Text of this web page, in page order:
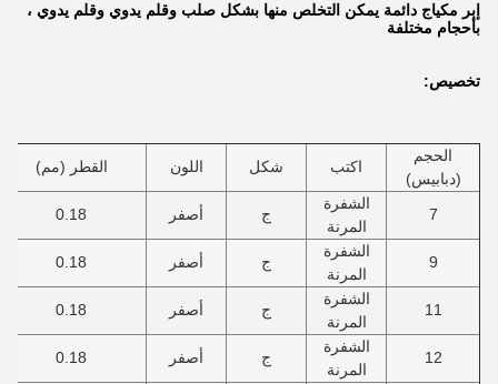
إبر مكياج دائمة يمكن التخلص منها بشكل صلب وقلم يدوي وقلم يدوي ،
بأحجام مختلفة
تخصيص:
الحجم
(دبابيس)
اكتب شكل اللون القطر (مم)
7
الشفرة
المرنة
ج أصفر 0.18
9
الشفرة
المرنة
ج أصفر 0.18
11
الشفرة
المرنة
ج أصفر 0.18
12
الشفرة
المرنة
ج أصفر 0.18